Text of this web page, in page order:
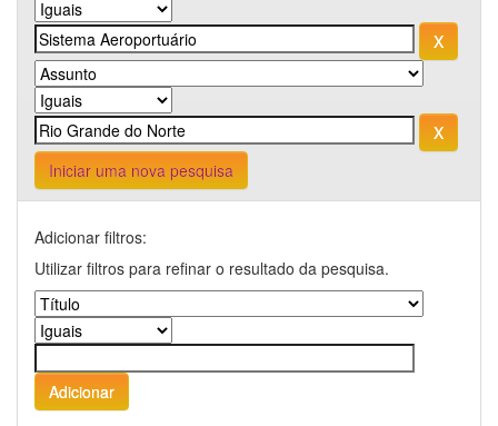
Iniciar uma nova pesquisa
Adicionar filtros:
Utilizar filtros para refinar o resultado da pesquisa.